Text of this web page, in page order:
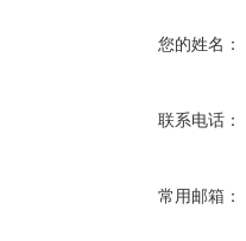
您的姓名：
联系电话：
常用邮箱：